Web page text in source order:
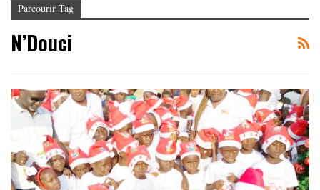
Parcourir Tag
N’Douci